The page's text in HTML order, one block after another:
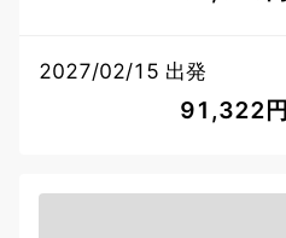
2027/02/15 出発
91,322円